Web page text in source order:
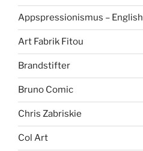
Appspressionismus – English
Art Fabrik Fitou
Brandstifter
Bruno Comic
Chris Zabriskie
Col Art